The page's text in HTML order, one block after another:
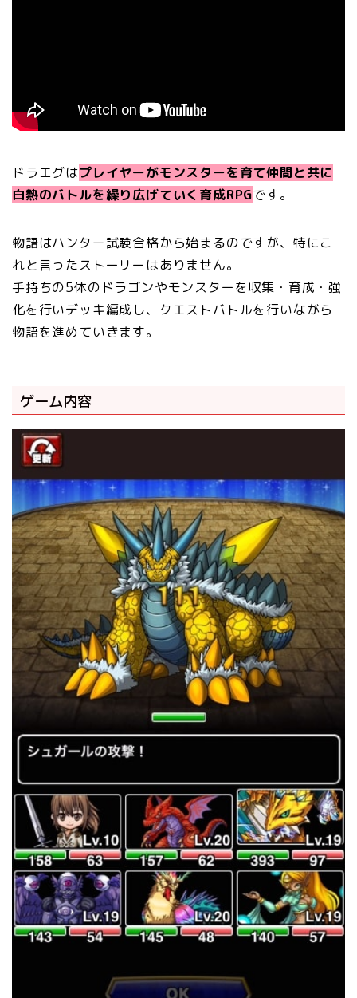
ドラエグはプレイヤーがモンスターを育て仲間と共に
白熱のバトルを繰り広げていく育成RPGです。
物語はハンター試験合格から始まるのですが、特にこ
れと言ったストーリーはありません。
手持ちの5体のドラゴンやモンスターを収集・育成・強
化を行いデッキ編成し、クエストバトルを行いながら
物語を進めていきます。
ゲーム内容